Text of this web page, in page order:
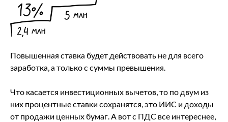
Повышенная ставка будет действовать не для всего
заработка, а только с суммы превышения.
Что касается инвестиционных вычетов, то по двум из
них процентные ставки сохранятся, это ИИС и доходы
от продажи ценных бумаг. А вот с ПДС все интереснее,